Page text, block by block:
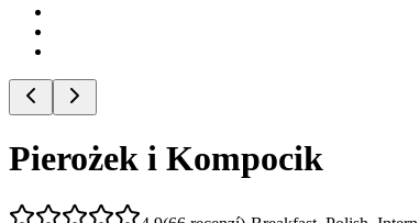
Pierożek i Kompocik